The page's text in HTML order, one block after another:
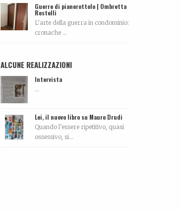
Guerre di pianerottolo | Ombretta
Restelli
L’arte della guerra in condominio:
cronache ...
ALCUNE REALIZZAZIONI
Intervista
...
Lei, il nuovo libro su Mauro Drudi
Quando l’essere ripetitivo, quasi
ossessivo, si...